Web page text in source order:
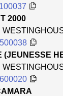
2000
(JEUNESSE